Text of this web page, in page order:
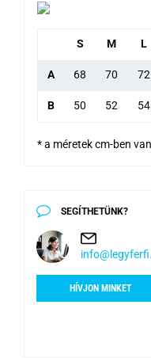
S M L
A 68 70 72
B 50 52 54
* a méretek cm-ben
SEGÍTHETÜNK?
HÍVJON MINKET